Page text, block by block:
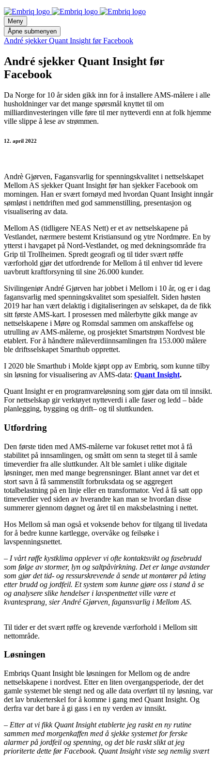
Meny
Åpne submenyen
André sjekker Quant Insight før Facebook
André sjekker Quant Insight før
Facebook
Da Norge for 10 år siden gikk inn for å installere AMS-målere i alle
husholdninger var det mange spørsmål knyttet til om
milliardinvesteringen ville føre til mer nytteverdi enn at folk hjemme
ville slippe å lese av strømmen.
12. april 2022
Andrè Gjørven, Fagansvarlig for spenningskvalitet i nettselskapet
Mellom AS sjekker Quant Insight før han sjekker Facebook om
morningen. Han er svært fornøyd med hvordan Quant Insight inngår
sømløst i nettdriften med god sammenstilling, presentasjon og
visualisering av data.
Mellom AS (tidligere NEAS Nett) er et av nettselskapene på
Vestlandet, nærmere bestemt Kristiansund og ytre Nordmøre. En by
ytterst i havgapet på Nord-Vestlandet, og med dekningsområde fra
Grip til Trollheimen. Spredt geografi og til tider svært røffe
værforhold gjør det utfordrende for Mellom å til enhver tid levere
uavbrutt kraftforsyning til sine 26.000 kunder.
Sivilingeniør André Gjørven har jobbet i Mellom i 10 år, og er i dag
fagansvarlig med spenningskvalitet som spesialfelt. Siden høsten
2019 har han vært delaktig i digitaliseringen av selskapet, da de fikk
sitt første AMS-kart. I prosessen med målerbytte gikk mange av
nettselskapene i Møre og Romsdal sammen om anskaffelse og
utrulling av AMS-målerne, og prosjektet Smartstrøm Nordvest ble
etablert. For å håndtere måleverdiinnsamlingen fra 153.000 målere
ble driftsselskapet Smarthub opprettet.
I 2020 ble Smarthub i Molde kjøpt opp av Embriq, som kunne tilby
sin løsning for visualisering av AMS-data: Quant Insight.
Quant Insight er en programvareløsning som gjør data om til innsikt.
For nettselskap gir verktøyet nytteverdi i alle faser og ledd – både
planlegging, bygging og drift– og til sluttkunden.
Utfordring
Den første tiden med AMS-målerne var fokuset rettet mot å få
stabilitet på innsamlingen, og smått om senn ta steget til å samle
timeverdier fra alle sluttkunder. Alt ble samlet i ulike digitale
løsninger, men med mange begrensninger. Blant annet var det et
stort savn å få sammenstilt forbruksdata og se aggregert
totalbelastning på en linje eller en transformator. Ved å få satt opp
timeverdier ved siden av hverandre kan man se hvordan disse
summerer gjennom døgnet og året til en maksbelastning i nettet.
Hos Mellom så man også et voksende behov for tilgang til livedata
for å bedre kunne kartlegge, overvåke og feilsøke i
lavspenningsnettet.
– I vårt røffe kystklima opplever vi ofte kontaktsvikt og fasebrudd
som følge av stormer, lyn og saltpåvirkning. Det er lange avstander
som gjør det tid- og ressurskrevende å sende ut montører på leting
etter brudd og jordfeil. Et system som kunne gjøre oss i stand å se
og analysere slike hendelser i lavspentnettet ville være et
kvantesprang, sier André Gjørven, fagansvarlig i Mellom AS.
Til tider er det svært røffe og krevende værforhold i Mellom sitt
nettområde.
Løsningen
Embriqs Quant Insight ble løsningen for Mellom og de andre
nettselskapene i nordvest. Etter en liten overgangsperiode, der det
gamle systemet ble stengt ned og alle data overført til ny løsning, var
det lav brukerterskel for å komme i gang med Quant Insight. Og
derfra var det bare å gi gass i en ny verden av innsikt.
– Etter at vi fikk Quant Insight etablerte jeg raskt en ny rutine
sammen med morgenkaffen med å sjekke systemet for ferske
alarmer på jordfeil og spenning, og det ble raskt slikt at jeg
prioriterte dette før Facebook. Quant Insight viste seg nemlig svært